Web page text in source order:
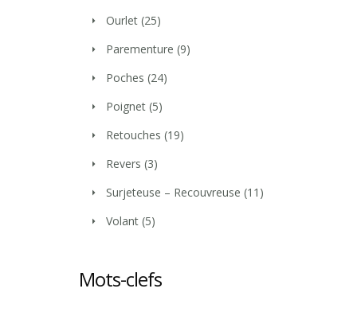
Ourlet (25)
Parementure (9)
Poches (24)
Poignet (5)
Retouches (19)
Revers (3)
Surjeteuse – Recouvreuse (11)
Volant (5)
Mots-clefs